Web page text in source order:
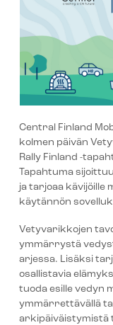
Central Finland
kolmen päivän
Rally Finland -
Tapahtuma
ja tarjoaa kävijöille
käytännön
Vetyvarikkojen
ymmärrystä
arjessa. Lisäksi
osallistavia
tuoda esille vedyn
ymmärrettävällä
arkipäiväistymistä